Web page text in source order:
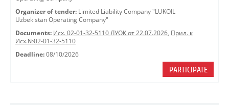
Organizer of tender: Limited Liability Company "LUKOIL
Uzbekistan Operating Company"
Documents: Исх. 02-01-32-5110 ЛУОК от 22.07.2026, Прил. к
Исх.№02-01-32-5110
Deadline: 08/10/2026
PARTICIPATE